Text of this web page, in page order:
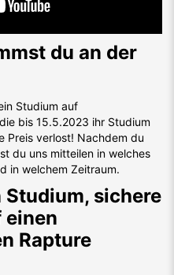
du an der
Studium auf
bis 15.5.2023 ihr Studium
Preis verlost! Nachdem du
du uns mitteilen in welches
in welchem Zeitraum.
sichere
einen
Rapture